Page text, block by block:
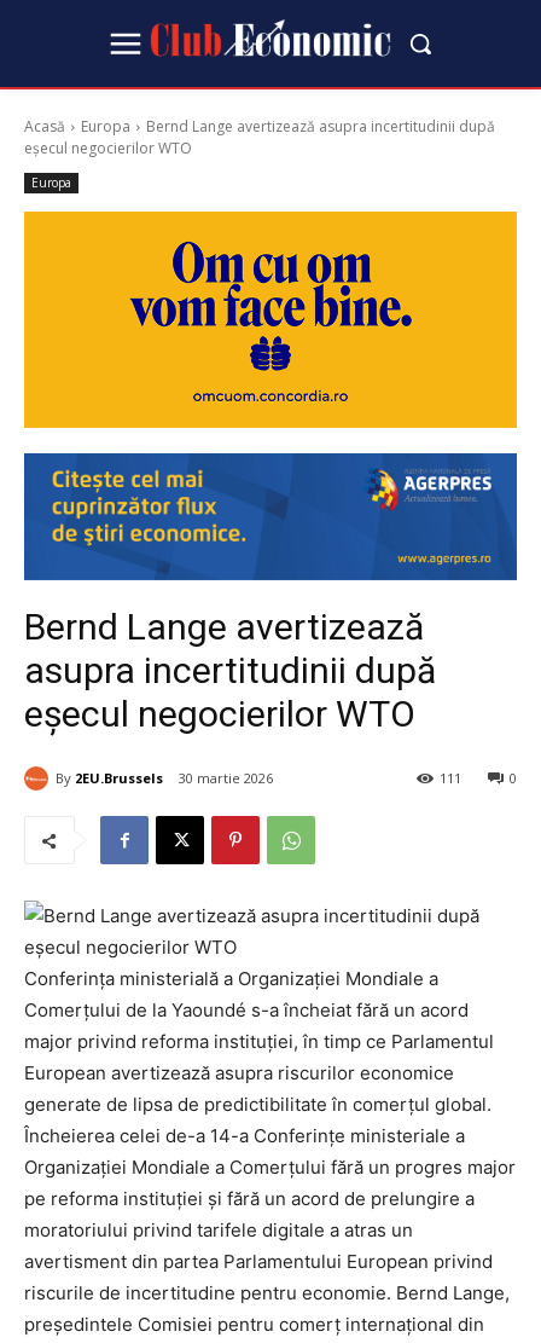
Acasă Europa
Bernd Lange avertizează asupra incertitudinii după
eșecul negocierilor WTO
Europa
Bernd Lange avertizează
asupra incertitudinii după
eșecul negocierilor WTO
By 2EU.Brussels 30 martie 2026 0
111
Conferința ministerială a Organizației Mondiale a
Comerțului de la Yaoundé s-a încheiat fără un acord
major privind reforma instituției, în timp ce Parlamentul
European avertizează asupra riscurilor economice
generate de lipsa de predictibilitate în comerțul global.
Încheierea celei de-a 14-a Conferințe ministeriale a
Organizației Mondiale a Comerțului fără un progres major
pe reforma instituției și fără un acord de prelungire a
moratoriului privind tarifele digitale a atras un
avertisment din partea Parlamentului European privind
riscurile de incertitudine pentru economie. Bernd Lange,
președintele Comisiei pentru comerț internațional din